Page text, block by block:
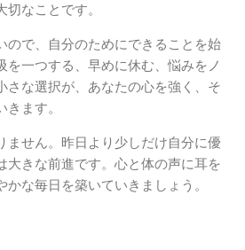
なことです。
ので、自分のためにできることを始
を一つする、早めに休む、悩みをノ
さな選択が、あなたの心を強く、そ
ます。
ません。昨日より少しだけ自分に優
大きな前進です。心と体の声に耳を
な毎日を築いていきましょう。